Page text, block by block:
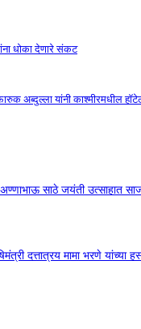
धोका देणारे संकट
अब्दुल्ला यांनी काश्मीरमधील
साठे जयंती उत्साहात
दत्तात्रय मामा भरणे यांच्या